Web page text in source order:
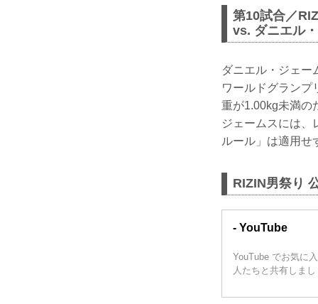
第10試合／
vs. ダニエル
ダニエル・ジェー
ワールドグランプ
重が1.00kg未満の
ジェームスには、
ルール」は適用せ
RIZIN男祭り
- YouTube
YouTube でお気に
人たちと共有しま